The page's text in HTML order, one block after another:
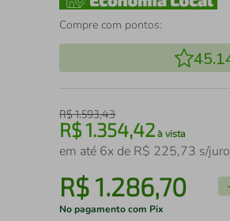
Compre com pontos:
R$1.593,43
R$1.354,42 à vista
em até 6x de R$ 225,73 s/
R$1.286,70 -
No pagamento com Pix